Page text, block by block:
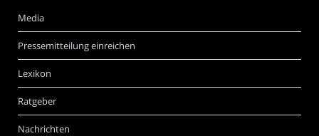
Media
Pressemitteilung einreichen
Lexikon
Ratgeber
Nachrichten